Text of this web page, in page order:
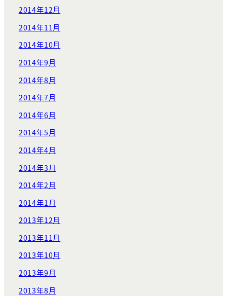
2014年12月
2014年11月
2014年10月
2014年9月
2014年8月
2014年7月
2014年6月
2014年5月
2014年4月
2014年3月
2014年2月
2014年1月
2013年12月
2013年11月
2013年10月
2013年9月
2013年8月